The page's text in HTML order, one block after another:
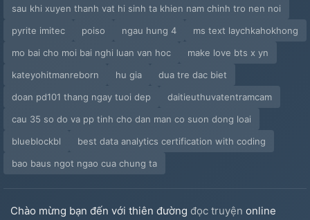
sau khi xuyen thanh vat hi sinh ta khien nam chinh tro nen noi
pyrite imitec
poiso ngau hung 4
ms text laychkahokhong
mo bai cho moi bai nghi luan van hoc
make love bts x yn
kateyohitmanreborn
hu gia
dua tre dac biet
doan pd101 thang ngay tuoi dep
daitieuthuvatentramcam
cau 35 so do va pp tinh cho dan man co suon dong loai
blueblockbl
best data analytics certification with coding
bao baus ngot ngao cua chung ta
Chào mừng bạn đến với thiên đường đọc truyện online